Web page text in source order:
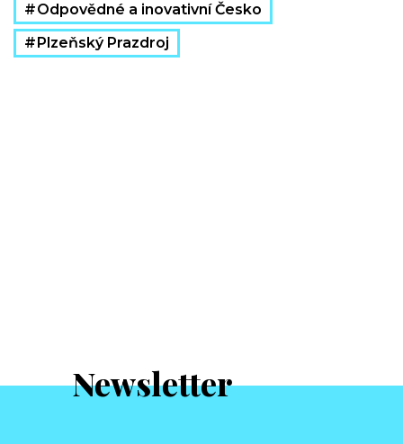
Odpovědné a inovativní Česko
Plzeňský Prazdroj
Newsletter